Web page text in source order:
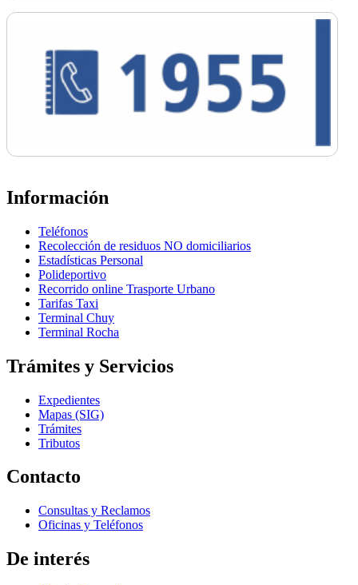
Información
Teléfonos
Recolección de residuos NO domiciliarios
Estadísticas Personal
Polideportivo
Recorrido online Trasporte Urbano
Tarifas Taxi
Terminal Chuy
Terminal Rocha
Trámites y Servicios
Expedientes
Mapas (SIG)
Trámites
Tributos
Contacto
Consultas y Reclamos
Oficinas y Teléfonos
De interés